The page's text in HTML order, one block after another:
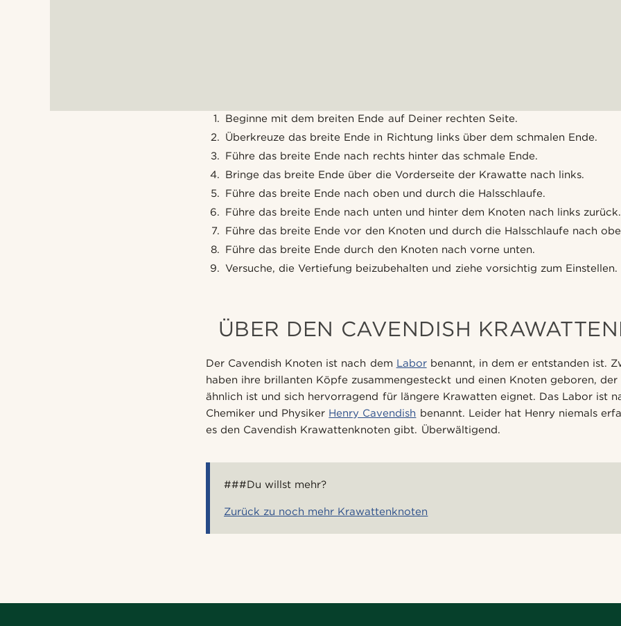
Beginne mit dem breiten Ende auf Deiner rechten Seite.
Überkreuze das breite Ende in Richtung links über dem schmalen Ende.
Führe das breite Ende nach rechts hinter das schmale Ende.
Bringe das breite Ende über die Vorderseite der Krawatte nach links.
Führe das breite Ende nach oben und durch die Halsschlaufe.
Führe das breite Ende nach unten und hinter dem Knoten nach links zurück.
Führe das breite Ende vor den Knoten und durch die Halsschlaufe nach
Führe das breite Ende durch den Knoten nach vorne unten.
Versuche, die Vertiefung beizubehalten und ziehe vorsichtig zum Einstellen.
ÜBER DEN CAVENDISH
Der Cavendish Knoten ist nach dem Laborbenannt, in dem er entstanden ist.
haben ihre brillanten Köpfe zusammengesteckt und einen Knoten geboren,
ähnlich ist und sich hervorragend für längere Krawatten eignet. Das Labor ist
Chemiker und Physiker Henry Cavendish benannt. Leider hat Henry niemals
es den Cavendish Krawattenknoten gibt. Überwältigend.
###Du willst mehr?
Zurück zu noch mehr Krawattenknoten